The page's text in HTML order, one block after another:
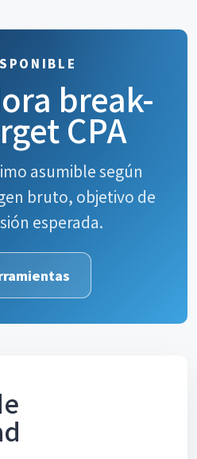
break-
CPA
asumible según
bruto, objetivo de
esperada.